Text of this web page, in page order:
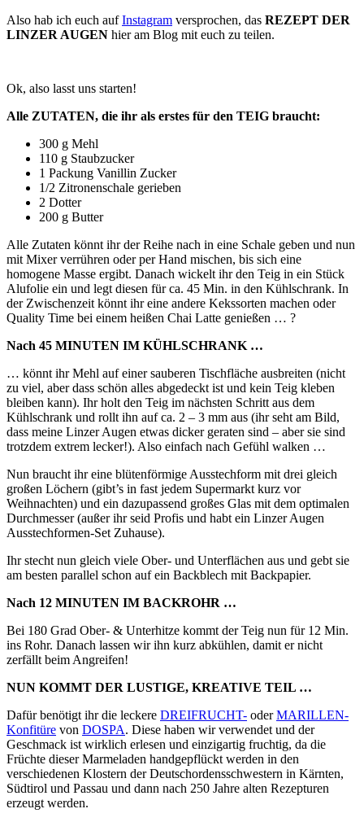
Also hab ich euch aufInstagram versprochen, das REZEPT DER
LINZER AUGEN hier am Blog mit euch zu teilen.
Ok, also lasst uns starten!
Alle ZUTATEN, die ihr als erstes für den TEIG braucht:
300 g Mehl
110 g Staubzucker
1 Packung Vanillin Zucker
1/2 Zitronenschale gerieben
2 Dotter
200 g Butter
Alle Zutaten könnt ihr der Reihe nach in eine Schale geben und nun
mit Mixer verrühren oder per Hand mischen, bis sich eine
homogene Masse ergibt. Danach wickelt ihr den Teig in ein Stück
Alufolie ein und legt diesen für ca. 45 Min. in den Kühlschrank. In
der Zwischenzeit könnt ihr eine andere Kekssorten machen oder
Quality Time bei einem heißen Chai Latte genießen … ?
Nach 45 MINUTEN IM KÜHLSCHRANK …
… könnt ihr Mehl auf einer sauberen Tischfläche ausbreiten (nicht
zu viel, aber dass schön alles abgedeckt ist und kein Teig kleben
bleiben kann). Ihr holt den Teig im nächsten Schritt aus dem
Kühlschrank und rollt ihn auf ca. 2 – 3 mm aus (ihr seht am Bild,
dass meine Linzer Augen etwas dicker geraten sind – aber sie sind
trotzdem extrem lecker!). Also einfach nach Gefühl walken …
Nun braucht ihr eine blütenförmige Ausstechform mit drei gleich
großen Löchern (gibt’s in fast jedem Supermarkt kurz vor
Weihnachten) und ein dazupassend großes Glas mit dem optimalen
Durchmesser (außer ihr seid Profis und habt ein Linzer Augen
Ausstechformen-Set Zuhause).
Ihr stecht nun gleich viele Ober- und Unterflächen aus und gebt sie
am besten parallel schon auf ein Backblech mit Backpapier.
Nach 12 MINUTEN IM BACKROHR …
Bei 180 Grad Ober- & Unterhitze kommt der Teig nun für 12 Min.
ins Rohr. Danach lassen wir ihn kurz abkühlen, damit er nicht
zerfällt beim Angreifen!
NUN KOMMT DER LUSTIGE, KREATIVE TEIL …
Dafür benötigt ihr die leckere DREIFRUCHT- oderMARILLEN-
Konfitüre von DOSPA. Diese haben wir verwendet und der
Geschmack ist wirklich erlesen und einzigartig fruchtig, da die
Früchte dieser Marmeladen handgepflückt werden in den
verschiedenen Klostern der Deutschordensschwestern in Kärnten,
Südtirol und Passau und dann nach 250 Jahre alten Rezepturen
erzeugt werden.